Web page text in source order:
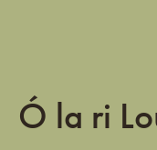
Ó la ri